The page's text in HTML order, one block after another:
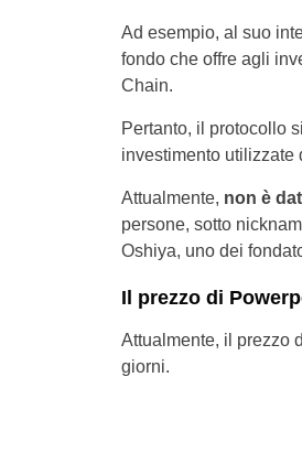
Ad esempio, al suo
fondo che offre agli
Chain.
Pertanto, il protocollo
investimento utilizzate
Attualmente, non è
persone, sotto
Oshiya, uno dei
Il prezzo di
Attualmente, il prezzo
giorni.